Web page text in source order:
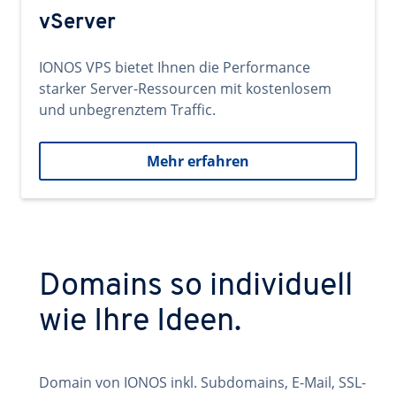
vServer
IONOS VPS bietet Ihnen die Performance
starker Server-Ressourcen mit kostenlosem
und unbegrenztem Traffic.
Mehr erfahren
Domains so individuell
wie Ihre Ideen.
Domain von IONOS inkl. Subdomains, E-Mail, SSL-